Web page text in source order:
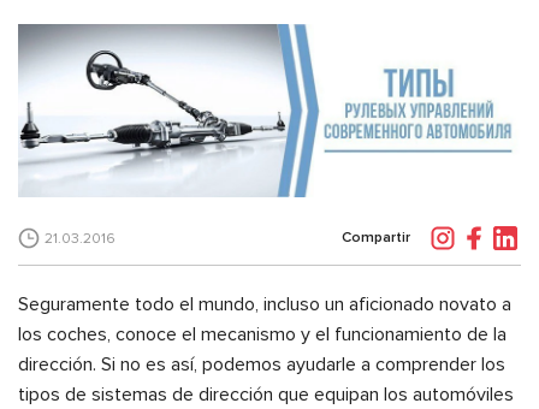
21.03.2016 Compartir
Seguramente todo el mundo, incluso un aficionado novato a
los coches, conoce el mecanismo y el funcionamiento de la
dirección. Si no es así, podemos ayudarle a comprender los
tipos de sistemas de dirección que equipan los automóviles